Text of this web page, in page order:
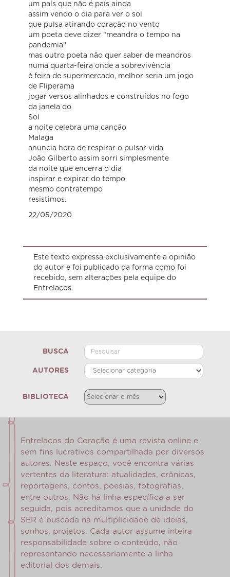
um país que não é país ainda
assim vendo o dia para ver o sol
que pulsa atirando coração no vento
um poeta deve dizer “meandra o tempo na
pandemia”
mas outro poeta não quer saber de meandros
numa quarta-feira onde a sobrevivência
é feira de supermercado, melhor seria um jogo
de Fliperama
jogar versos alinhados e construídos no fogo
da janela do
Sol
a noite celebra uma canção
Malaga
anuncia hora de respirar o pulsar vida
João Gilberto assim sorri simplesmente
da noite que encerra o dia
inspirar e expirar do tempo
mesmo contratempo
resistimos.
22/05/2020
Este texto expressa exclusivamente a opinião
do autor e foi publicado da forma como foi
recebido, sem alterações pela equipe do
Entrelaços.
BUSCA
AUTORES
BIBLIOTECA
Entrelaços do Coração é uma revista online e
sem fins lucrativos compartilhada por diversos
autores. Neste espaço, você encontra várias
vertentes da literatura: atualidades, crônicas,
reportagens, contos, poesias, fotografias,
entre outros. Não há linha específica a ser
seguida, pois acreditamos que a unidade do
SER é buscada na multiplicidade de ideias,
sonhos, projetos. Cada autor assume inteira
responsabilidade sobre o conteúdo, não
representando necessariamente a linha
editorial dos demais.